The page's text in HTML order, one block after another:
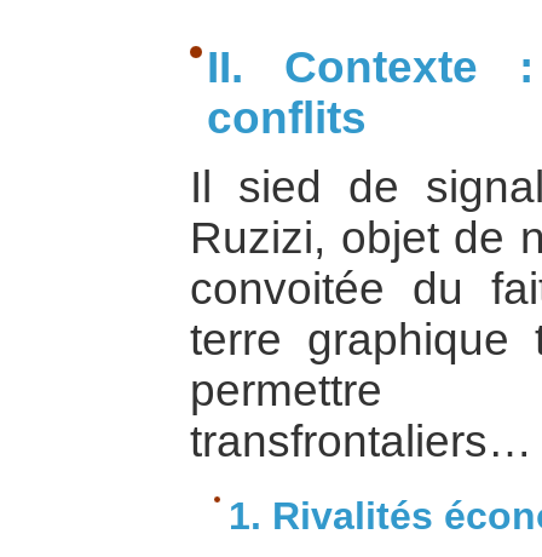
II. Contexte
conflits
Il sied de
Ruzizi, objet de
convoitée du
terre graphique
permettre
transfrontaliers…
1. Rivalités